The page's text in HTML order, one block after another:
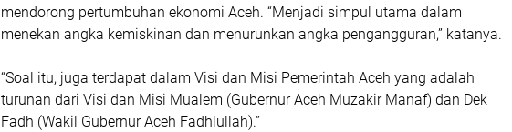
mendorong pertumbuhan ekonomi Aceh. “Menjadi simpul utama dalam
menekan angka kemiskinan dan menurunkan angka pengangguran,” katanya.
“Soal itu, juga terdapat dalam Visi dan Misi Pemerintah Aceh yang adalah
turunan dari Visi dan Misi Mualem (Gubernur Aceh Muzakir Manaf) dan Dek
Fadh (Wakil Gubernur Aceh Fadhlullah).”